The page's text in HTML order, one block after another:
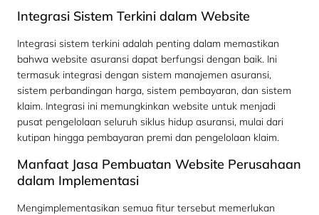
Integrasi Sistem Terkini dalam Website
Integrasi sistem terkini adalah penting dalam memastikan
bahwa website asuransi dapat berfungsi dengan baik. Ini
termasuk integrasi dengan sistem manajemen asuransi,
sistem perbandingan harga, sistem pembayaran, dan sistem
klaim. Integrasi ini memungkinkan website untuk menjadi
pusat pengelolaan seluruh siklus hidup asuransi, mulai dari
kutipan hingga pembayaran premi dan pengelolaan klaim.
Manfaat Jasa Pembuatan Website Perusahaan
dalam Implementasi
Mengimplementasikan semua fitur tersebut memerlukan